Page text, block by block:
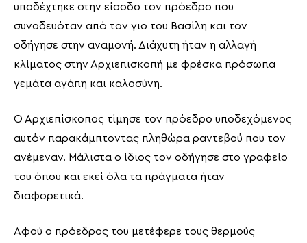
υποδέχτηκε στην είσοδο τον πρόεδρο που
συνοδευόταν από τον γιο του Βασίλη και τον
οδήγησε στην αναμονή. Διάχυτη ήταν η αλλαγή
κλίματος στην Αρχιεπισκοπή με φρέσκα πρόσωπα
γεμάτα αγάπη και καλοσύνη.
Ο Αρχιεπίσκοπος τίμησε τον πρόεδρο υποδεχόμενος
αυτόν παρακάμπτοντας πληθώρα ραντεβού που τον
ανέμεναν. Μάλιστα ο ίδιος τον οδήγησε στο γραφείο
του όπου και εκεί όλα τα πράγματα ήταν
διαφορετικά.
Αφού ο πρόεδρος του μετέφερε τους θερμούς